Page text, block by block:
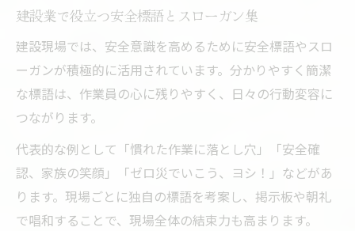
建設業で役立つ安全標語とスローガン集
建設現場では、安全意識を高めるために安全標語やスロ
ーガンが積極的に活用されています。分かりやすく簡潔
な標語は、作業員の心に残りやすく、日々の行動変容に
つながります。
代表的な例として「慣れた作業に落とし穴」「安全確
認、家族の笑顔」「ゼロ災でいこう、ヨシ！」などがあ
ります。現場ごとに独自の標語を考案し、掲示板や朝礼
で唱和することで、現場全体の結束力も高まります。